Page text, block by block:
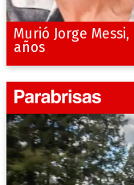
Murió Jorge
años